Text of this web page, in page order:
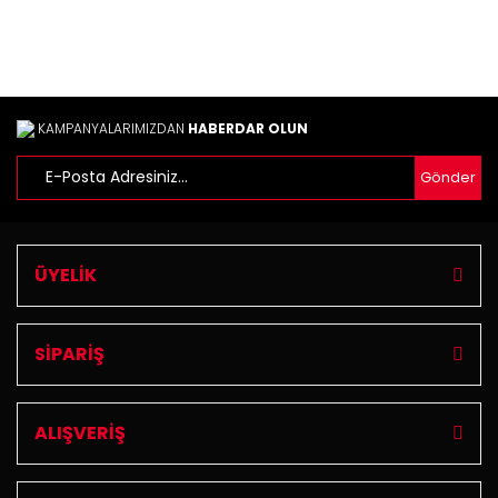
KAMPANYALARIMIZDAN HABERDAR OLUN
Gönder
ÜYELİK
SİPARİŞ
ALIŞVERİŞ